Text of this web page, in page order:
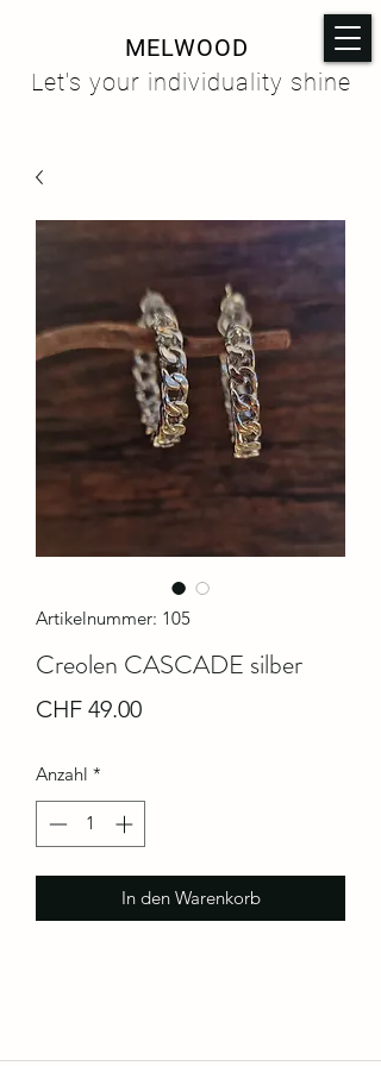
MELWOOD
Let's your individuality shine
Artikelnummer: 105
Creolen CASCADE silber
CHF 49.00Preis
Anzahl *
In den Warenkorb